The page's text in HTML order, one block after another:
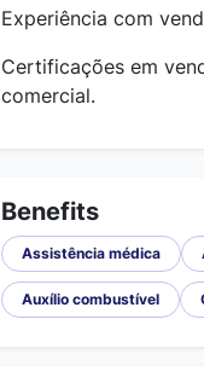
Experiência com
Certificações em
comercial.
Benefits
Assistência médica
Auxílio combustível